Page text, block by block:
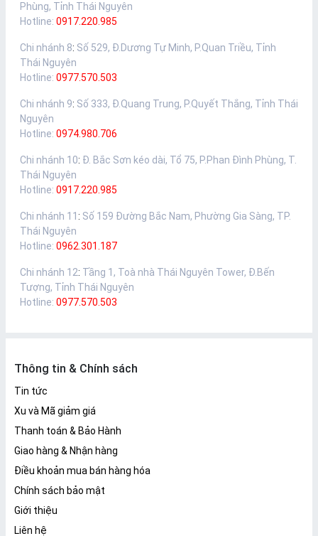
Phùng, Tỉnh Thái Nguyên
Hotline: 0917.220.985
Chi nhánh 8: Số 529, Đ.Dương Tự Minh, P.Quan Triều, Tỉnh
Thái Nguyên
Hotline: 0977.570.503
Chi nhánh 9: Số 333, Đ.Quang Trung, P.Quyết Thắng, Tỉnh Thái
Nguyên
Hotline: 0974.980.706
Chi nhánh 10: Đ. Bắc Sơn kéo dài, Tổ 75, P.Phan Đình Phùng, T.
Thái Nguyên
Hotline: 0917.220.985
Chi nhánh 11 : Số 159 Đường Bắc Nam, Phường Gia Sàng, TP.
Thái Nguyên
Hotline: 0962.301.187
Chi nhánh 12: Tầng 1, Toà nhà Thái Nguyên Tower, Đ.Bến
Tượng, Tỉnh Thái Nguyên
Hotline: 0977.570.503
Thông tin & Chính sách
Tin tức
Xu và Mã giảm giá
Thanh toán & Bảo Hành
Giao hàng & Nhận hàng
Điều khoản mua bán hàng hóa
Chính sách bảo mật
Giới thiệu
Liên hệ